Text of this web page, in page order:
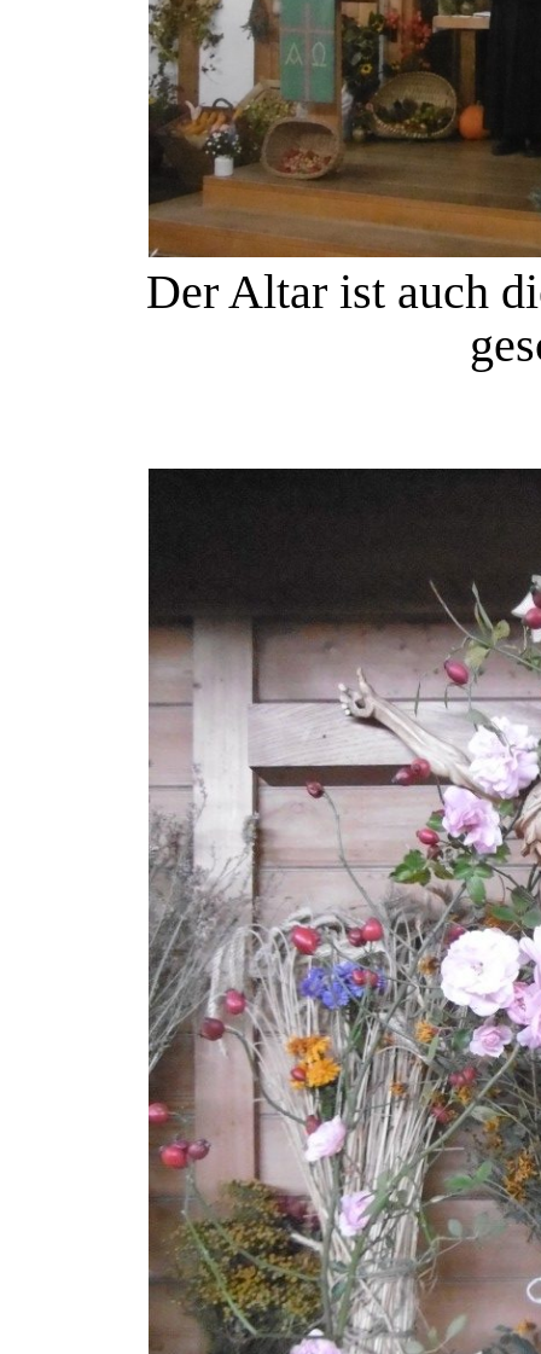
Der Altar ist auch